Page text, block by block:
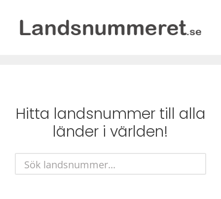
innhold
Hitta landsnummertill alla
länder i världen!